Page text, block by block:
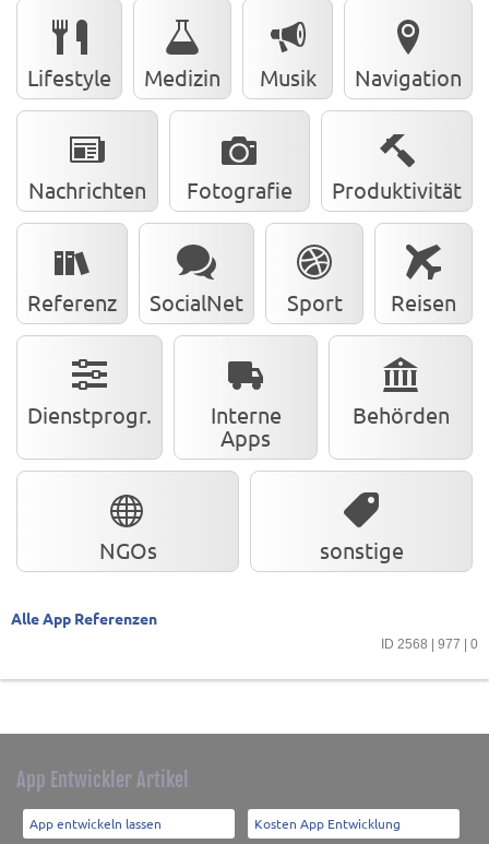
Lifestyle Medizin Musik Navigation
Nachrichten Fotografie Produktivität
Referenz SocialNet Sport Reisen
Dienstprogr.
Interne
Apps
Behörden
NGOs sonstige
Alle App Referenzen
ID 2568 | 977 | 0
App Entwickler Artikel
App entwickeln lassen Kosten App Entwicklung